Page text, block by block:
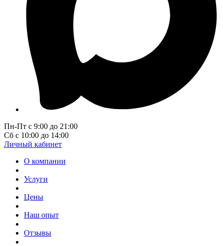
Пн-Пт с 9:00 до 21:00
Сб с 10:00 до 14:00
Личный кабинет
О компании
Услуги
Цены
Наш опыт
Отзывы